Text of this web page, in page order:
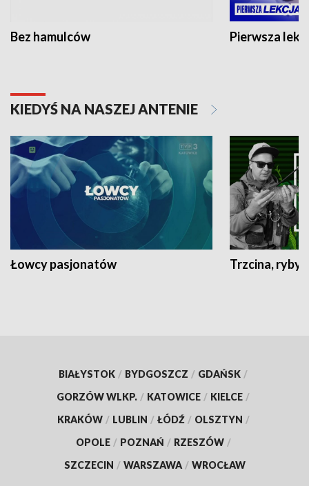
Bez hamulców Pierwsza
KIEDYŚ NA NASZEJ ANTENIE
Łowcy pasjonatów Trzcina, ryby
BIAŁYSTOK / BYDGOSZCZ / GDAŃSK /
GORZÓW WLKP. / KATOWICE / KIELCE /
KRAKÓW / LUBLIN / ŁÓDŹ / OLSZTYN /
OPOLE / POZNAŃ / RZESZÓW /
SZCZECIN / WARSZAWA / WROCŁAW